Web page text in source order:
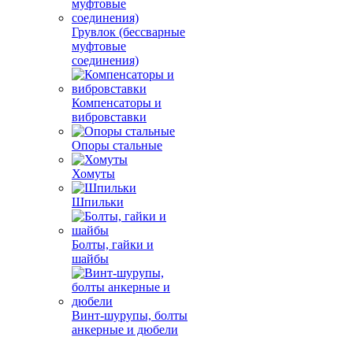
Грувлок (бессварные
муфтовые
соединения)
Компенсаторы и
вибровставки
Опоры стальные
Хомуты
Шпильки
Болты, гайки и
шайбы
Винт-шурупы, болты
анкерные и дюбели